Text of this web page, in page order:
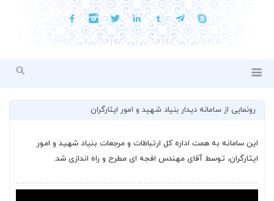
رونمایی از سامانه دیدار بنیاد شهید و امور ایثارگران
این سامانه به همت اداره کل ارتباطات و مرجعات بنیاد شهید و امور
ایثارگران، توسط آقای مهندس افجه ای مطرح و راه اندازی شد.